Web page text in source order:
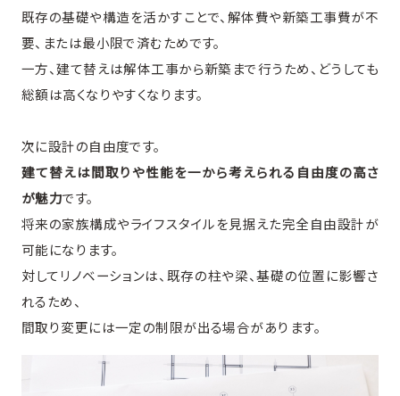
既存の基礎や構造を活かすことで、解体費や新築工事費が不
要、または最小限で済むためです。
一方、建て替えは解体工事から新築まで行うため、どうしても
総額は高くなりやすくなります。
次に設計の自由度です。
建て替えは間取りや性能を一から考えられる自由度の高さ
が魅力です。
将来の家族構成やライフスタイルを見据えた完全自由設計が
可能になります。
対してリノベーションは、既存の柱や梁、基礎の位置に影響さ
れるため、
間取り変更には一定の制限が出る場合があります。